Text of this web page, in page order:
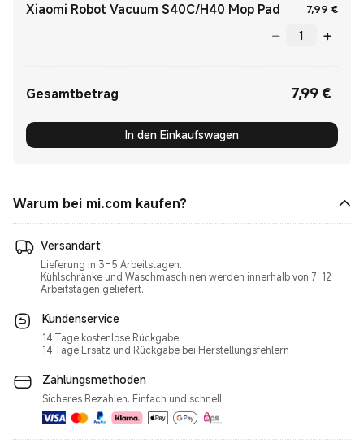
Xiaomi Robot Vacuum S40C/H40 Mop Pad 7,99 €
Gesamtbetrag 7,99 €
In den Einkaufswagen
Warum bei mi.com kaufen?
Versandart
Lieferung in 3–5 Arbeitstagen.
Kühlschränke und Waschmaschinen werden innerhalb von 7-12
Kundenservice
14 Tage kostenlose Rückgabe.
14 Tage Ersatz und Rückgabe bei Herstellungsfehlern
Zahlungsmethoden
Sicheres Bezahlen. Einfach und schnell